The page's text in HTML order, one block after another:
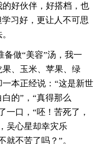
好伙伴，好搭档，也
习好，更让人不可思
备做“美容”汤，我一
、玉米、苹果、绿
本正经说：“这是新世
的”，“真得那么
一口，“呸！苦死了，
吴心星却幸灾乐
就不苦了吗？”。